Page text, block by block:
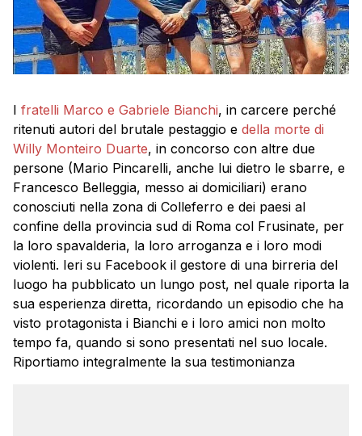
I fratelli Marco e Gabriele Bianchi, in carcere perché
ritenuti autori del brutale pestaggio e della morte di
Willy Monteiro Duarte, in concorso con altre due
persone (Mario Pincarelli, anche lui dietro le sbarre, e
Francesco Belleggia, messo ai domiciliari) erano
conosciuti nella zona di Colleferro e dei paesi al
confine della provincia sud di Roma col Frusinate, per
la loro spavalderia, la loro arroganza e i loro modi
violenti. Ieri su Facebook il gestore di una birreria del
luogo ha pubblicato un lungo post, nel quale riporta la
sua esperienza diretta, ricordando un episodio che ha
visto protagonista i Bianchi e i loro amici non molto
tempo fa, quando si sono presentati nel suo locale.
Riportiamo integralmente la sua testimonianza